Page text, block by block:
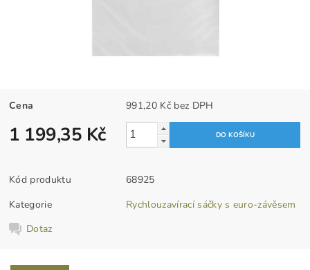
Cena 991,20 Kč bez DPH
1 199,35 Kč
Kód produktu
68925
Kategorie
Rychlouzavírací sáčky s euro-závěsem
Dotaz